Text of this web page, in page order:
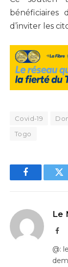
bénéficiaires
d’inviter les
Covid-19
Togo
Facebook
Le
@: